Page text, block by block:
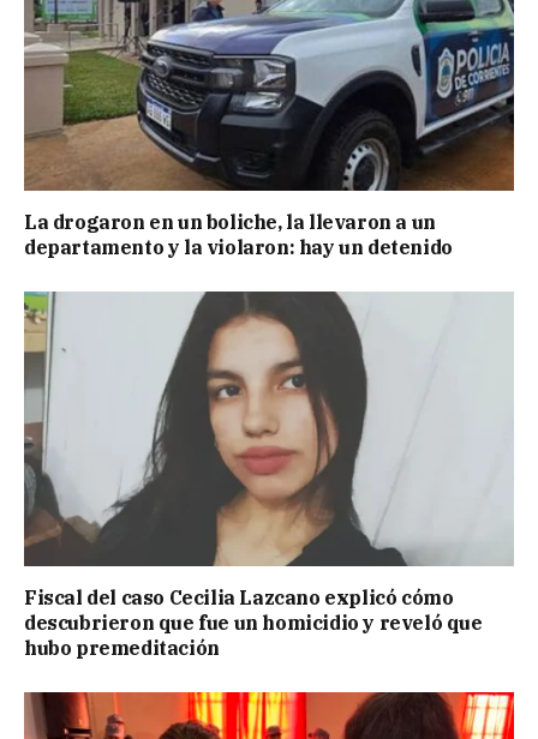
La drogaron en un boliche, la llevaron a un
departamento y la violaron: hay un detenido
Fiscal del caso Cecilia Lazcano explicó cómo
descubrieron que fue un homicidio y reveló que
hubo premeditación